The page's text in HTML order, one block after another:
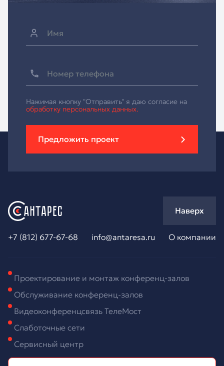
Нажимая кнопку "Отправить" я даю согласие на
обработку персональных данных.
Предложить проект
+7 (812) 677-67-68 info@antaresa.ru О компании
Наверх
Проектирование и монтаж конференц-залов
Обслуживание конференц-залов
Видеоконференцсвязь ТелеМост
Слаботочные сети
Сервисный центр